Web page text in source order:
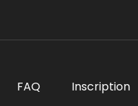
FAQ Inscription